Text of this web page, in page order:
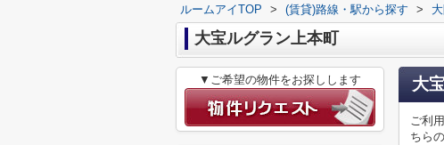
ルームアイTOP > (賃貸)路線・駅から探す >
大宝ルグラン上本町
大
ご利
ちら
▼ご希望の物件をお探しします